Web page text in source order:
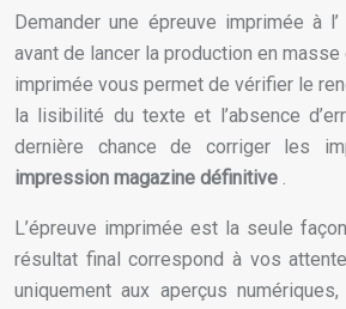
Demander une épreuve imprimée à l’
avant de lancer la production en masse
imprimée vous permet de vérifier le
la lisibilité du texte et l’absence
dernière chance de corriger les
impression magazine définitive .
L’épreuve imprimée est la seule
résultat final correspond à vos
uniquement aux aperçus